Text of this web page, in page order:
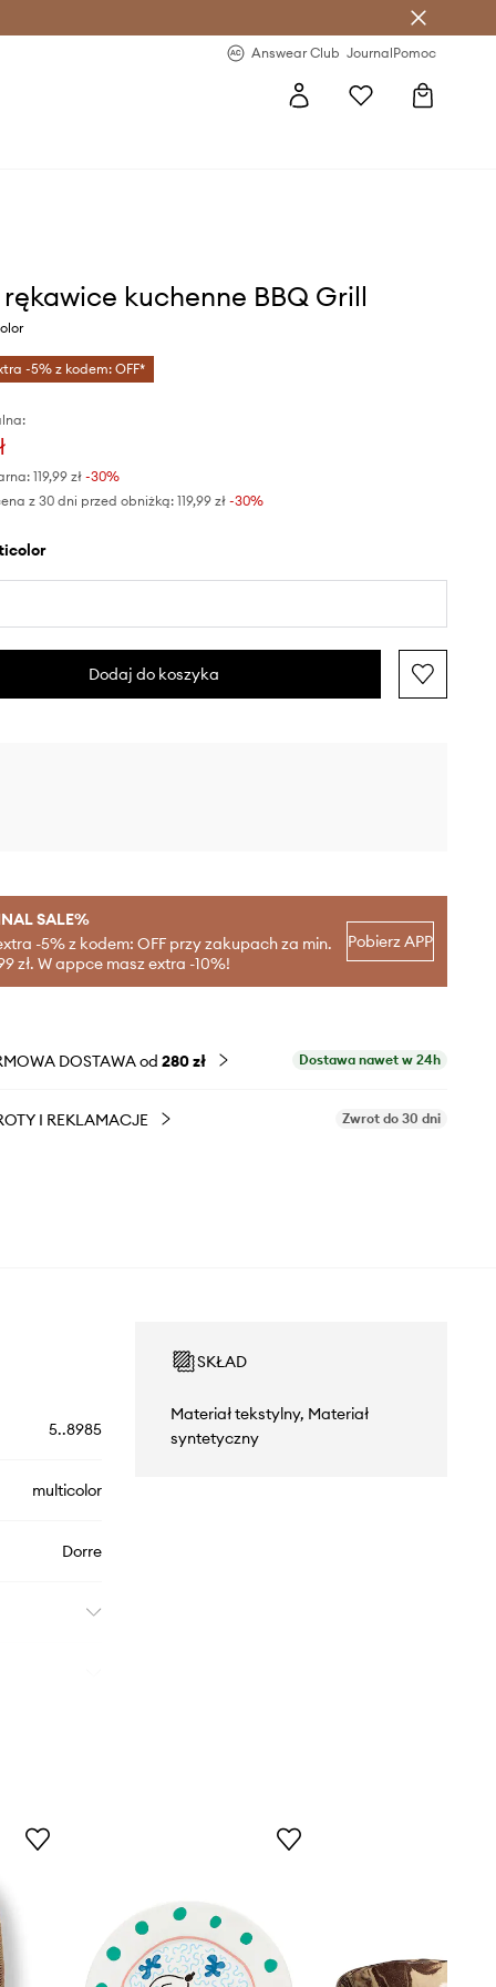
Answear Club JournalPomoc
kuchenne BBQ Grill
-5% z kodem: OFF*
119,99 zł-30%
z 30 dni przed obniżką: 119,99 zł -30%
Dodaj do koszyka
SALE%
-5% z kodem: OFF przy zakupach za min.
zł. W appce masz extra -10%!
Pobierz APP
DOSTAWA od 280 zł Dostawa nawet w 24h
I REKLAMACJE Zwrot do 30 dni
5..8985
multicolor
Dorre
SKŁAD
Materiał tekstylny, Materiał
syntetyczny